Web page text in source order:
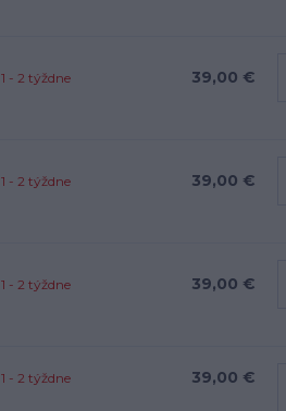
39,00 €
1 - 2 týždne
39,00 €
1 - 2 týždne
39,00 €
1 - 2 týždne
39,00 €
1 - 2 týždne